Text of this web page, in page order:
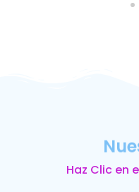
Haz Clic en